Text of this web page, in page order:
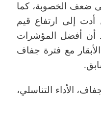
ضعف الخصوبة، كما
إلى ارتفاع قيم
أن أفضل المؤشرات
مع فترة جفاف
الأداء التناسلي،